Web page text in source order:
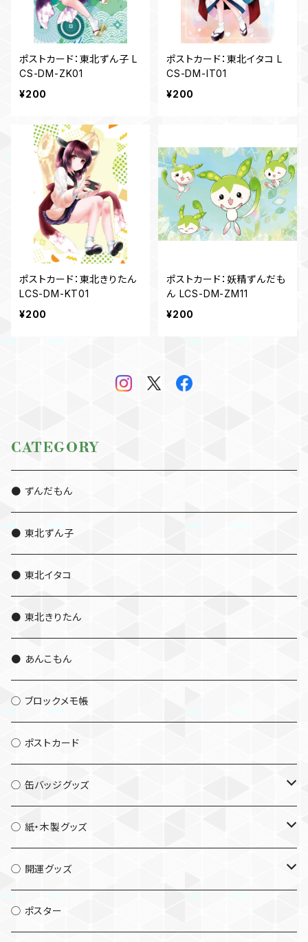
ポストカード：東北ずん子 L
CS-DM-ZK01
¥200
ポストカード：東北イタコ L
CS-DM-IT01
¥200
ポストカード：東北きりたん
LCS-DM-KT01
¥200
ポストカード：妖精ずんだも
ん LCS-DM-ZM11
¥200
CATEGORY
● ずんだもん
● 東北ずん子
● 東北イタコ
● 東北きりたん
● あんこもん
◯ ブロックメモ帳
◯ ポストカード
◯ 缶バッジグッズ
└ 缶バッジ56mm
└ 缶バッジ32mm
└ 缶マグネット
◯ 紙・木製グッズ
└ キーホルダー
└ マグネット
◯ 開運グッズ
└ 木札
◯ ポスター